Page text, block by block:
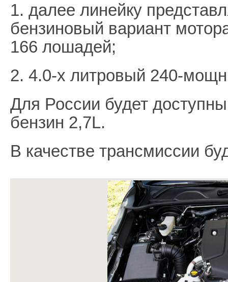
1. далее линейку
бензиновый вариант
166 лошадей;
2. 4.0-х литровый 240-
Для России будет
бензин 2,7L.
В качестве трансмиссии